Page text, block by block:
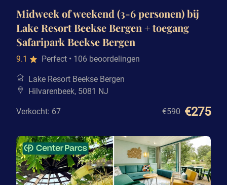
Midweek of weekend (3-6 personen) bij
Lake Resort Beekse Bergen + toegang
Safaripark Beekse Bergen
9.1 Perfect • 106 beoordelingen
Lake Resort Beekse Bergen
Hilvarenbeek, 5081 NJ
Verkocht: 67 €590 €275